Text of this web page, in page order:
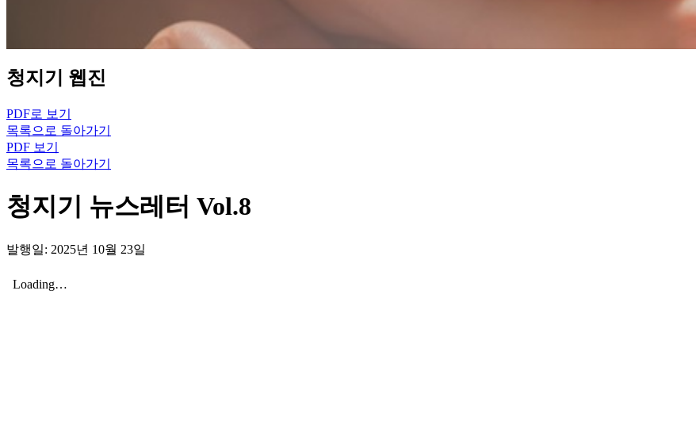
청지기 웹진
PDF로 보기
목록으로 돌아가기
PDF 보기
목록으로 돌아가기
청지기 뉴스레터 Vol.8
발행일: 2025년 10월 23일